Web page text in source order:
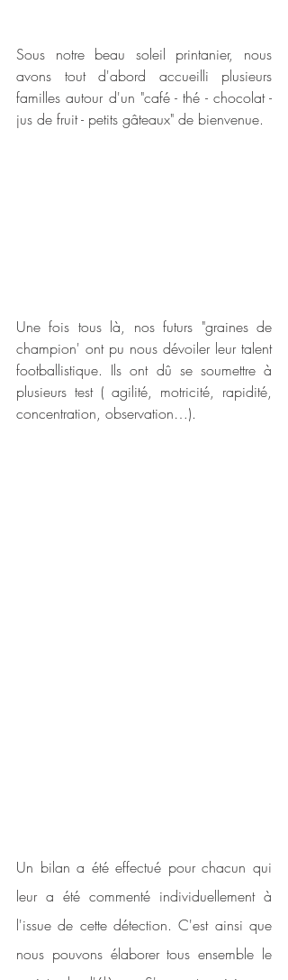
Sous notre beau soleil printanier, nous
avons tout d'abord accueilli plusieurs
familles autour d'un "café - thé - chocolat -
jus de fruit - petits gâteaux" de bienvenue.
Une fois tous là, nos futurs "graines de
champion' ont pu nous dévoiler leur talent
footballistique. Ils ont dû se soumettre à
plusieurs test ( agilité, motricité, rapidité,
concentration, observation…).
Un bilan a été effectué pour chacun qui
leur a été commenté individuellement à
l'issue de cette détection. C'est ainsi que
nous pouvons élaborer tous ensemble le